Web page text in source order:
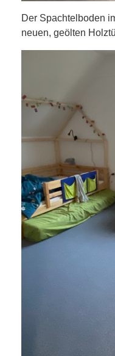
Der Spachtelboden
neuen, geölten